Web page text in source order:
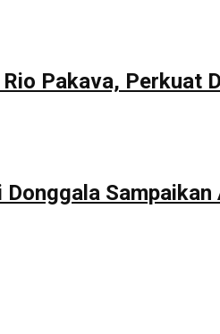
Pakava, Perkuat
Sampaikan